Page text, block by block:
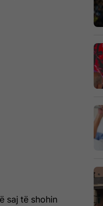
saj të shohin